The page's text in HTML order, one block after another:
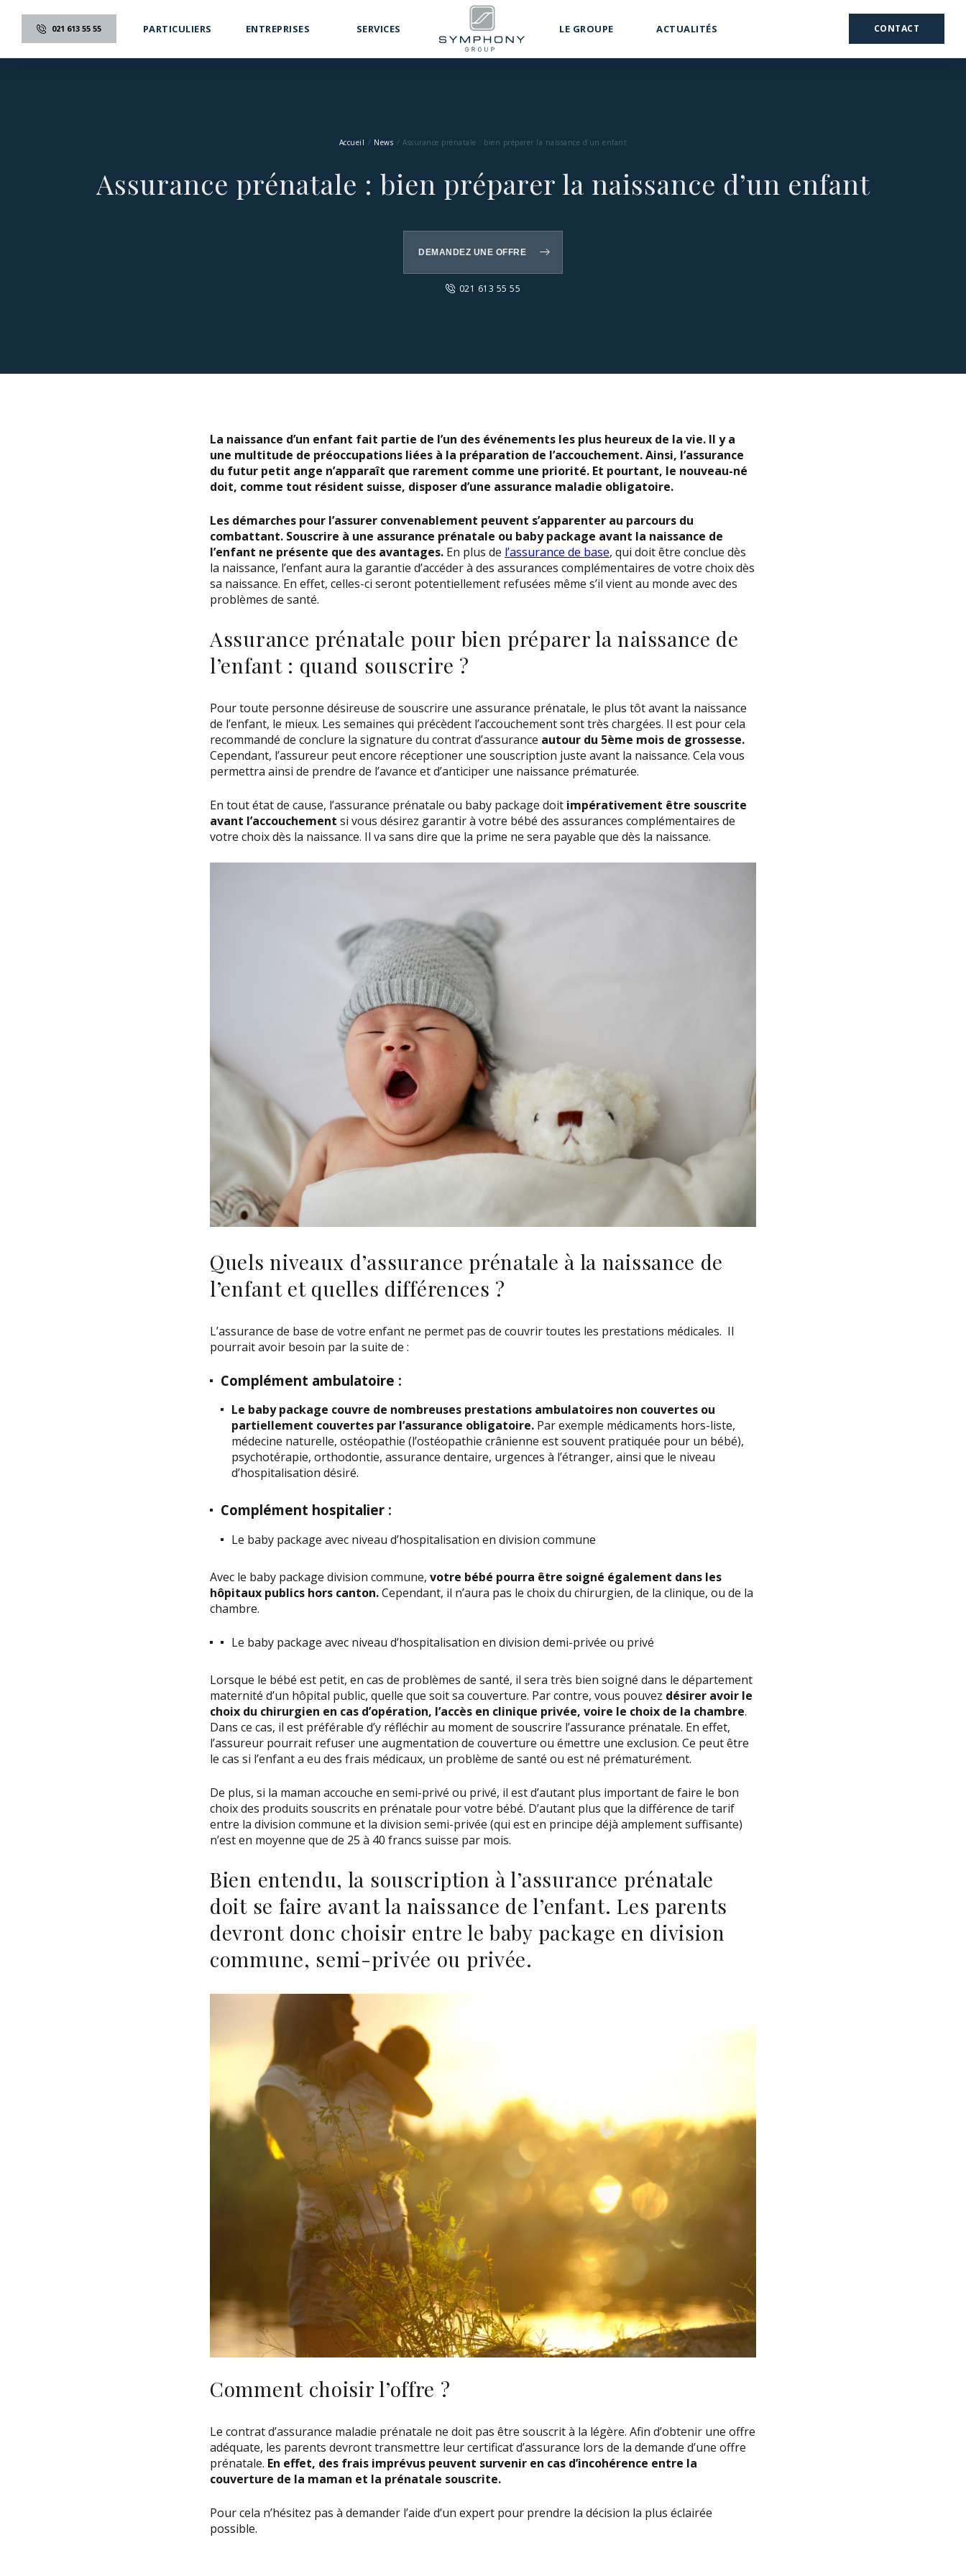
021 613 55 55 PARTICULIERS ENTREPRISES SERVICES LE GROUPE ACTUALITÉS CONTACT
Accueil News Assurance prénatale : bien préparer la naissance d’un enfant
Assurance prénatale : bien préparer la naissance d’un enfant
DEMANDEZ UNE OFFRE
021 613 55 55
La naissance d’un enfant fait partie de l’un des événements les plus heureux de la vie. Il y a
une multitude de préoccupations liées à la préparation de l’accouchement. Ainsi, l’assurance
du futur petit ange n’apparaît que rarement comme une priorité. Et pourtant, le nouveau-né
doit, comme tout résident suisse, disposer d’une assurance maladie obligatoire.
Les démarches pour l’assurer convenablement peuvent s’apparenter au parcours du
combattant. Souscrire à une assurance prénatale ou baby package avant la naissance de
l’enfant ne présente que des avantages. En plus de l’assurance de base, qui doit être conclue dès
la naissance, l’enfant aura la garantie d’accéder à des assurances complémentaires de votre choix dès
sa naissance. En effet, celles-ci seront potentiellement refusées même s’il vient au monde avec des
problèmes de santé.
Assurance prénatale pour bien préparer la naissance de
l’enfant : quand souscrire ?
Pour toute personne désireuse de souscrire une assurance prénatale, le plus tôt avant la naissance
de l’enfant, le mieux. Les semaines qui précèdent l’accouchement sont très chargées. Il est pour cela
recommandé de conclure la signature du contrat d’assurance autour du 5ème mois de grossesse.
Cependant, l’assureur peut encore réceptioner une souscription juste avant la naissance. Cela vous
permettra ainsi de prendre de l’avance et d’anticiper une naissance prématurée.
En tout état de cause, l’assurance prénatale ou baby package doit impérativement être souscrite
avant l’accouchement si vous désirez garantir à votre bébé des assurances complémentaires de
votre choix dès la naissance. Il va sans dire que la prime ne sera payable que dès la naissance.
Quels niveaux d’assurance prénatale à la naissance de
l’enfant et quelles différences ?
L’assurance de base de votre enfant ne permet pas de couvrir toutes les prestations médicales. Il
pourrait avoir besoin par la suite de :
Complément ambulatoire :
Le baby package couvre de nombreuses prestations ambulatoires non couvertes ou
partiellement couvertes par l’assurance obligatoire. Par exemple médicaments hors-liste,
médecine naturelle, ostéopathie (l’ostéopathie crânienne est souvent pratiquée pour un bébé),
psychotérapie, orthodontie, assurance dentaire, urgences à l’étranger, ainsi que le niveau
d’hospitalisation désiré.
Complément hospitalier :
Le baby package avec niveau d’hospitalisation en division commune
Avec le baby package division commune, votre bébé pourra être soigné également dans les
hôpitaux publics hors canton.Cependant, il n’aura pas le choix du chirurgien, de la clinique, ou de la
chambre.
Le baby package avec niveau d’hospitalisation en division demi-privée ou privé
Lorsque le bébé est petit, en cas de problèmes de santé, il sera très bien soigné dans le département
maternité d’un hôpital public, quelle que soit sa couverture. Par contre, vous pouvez désirer avoir le
choix du chirurgien en cas d’opération, l’accès en clinique privée, voire le choix de la chambre.
Dans ce cas, il est préférable d’y réfléchir au moment de souscrire l’assurance prénatale. En effet,
l’assureur pourrait refuser une augmentation de couverture ou émettre une exclusion. Ce peut être
le cas si l’enfant a eu des frais médicaux, un problème de santé ou est né prématurément.
De plus, si la maman accouche en semi-privé ou privé, il est d’autant plus important de faire le bon
choix des produits souscrits en prénatale pour votre bébé. D’autant plus que la différence de tarif
entre la division commune et la division semi-privée (qui est en principe déjà amplement suffisante)
n’est en moyenne que de 25 à 40 francs suisse par mois.
Bien entendu, la souscription à l’assurance prénatale
doit se faire avant la naissance de l’enfant. Les parents
devront donc choisir entre le baby package en division
commune, semi-privée ou privée.
Comment choisir l’offre ?
Le contrat d’assurance maladie prénatale ne doit pas être souscrit à la légère. Afin d’obtenir une offre
adéquate, les parents devront transmettre leur certificat d’assurance lors de la demande d’une offre
prénatale. En effet, des frais imprévus peuvent survenir en cas d’incohérence entre la
couverture de la maman et la prénatale souscrite.
Pour cela n’hésitez pas à demander l’aide d’un expert pour prendre la décision la plus éclairée
possible.